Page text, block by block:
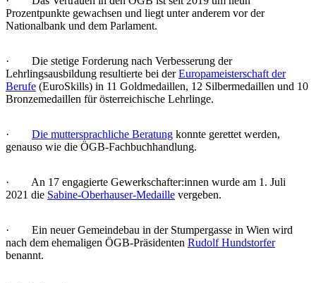
Prozentpunkte gewachsen und liegt unter anderem vor der
Nationalbank und dem Parlament.
· Die stetige Forderung nach Verbesserung der
Lehrlingsausbildung resultierte bei derEuropameisterschaft der
Berufe (EuroSkills) in 11 Goldmedaillen, 12 Silbermedaillen und 10
Bronzemedaillen für österreichische Lehrlinge.
· Die muttersprachliche Beratung konnte gerettet werden,
genauso wie die ÖGB-Fachbuchhandlung.
· An 17 engagierte Gewerkschafter:innen wurde am 1. Juli
2021 die Sabine-Oberhauser-Medaille vergeben.
· Ein neuer Gemeindebau in der Stumpergasse in Wien wird
nach dem ehemaligen ÖGB-Präsidenten Rudolf Hundstorfer
benannt.